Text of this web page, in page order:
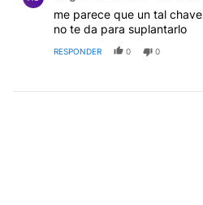
me parece que un tal
no te da para suplantarlo
RESPONDER 0 0